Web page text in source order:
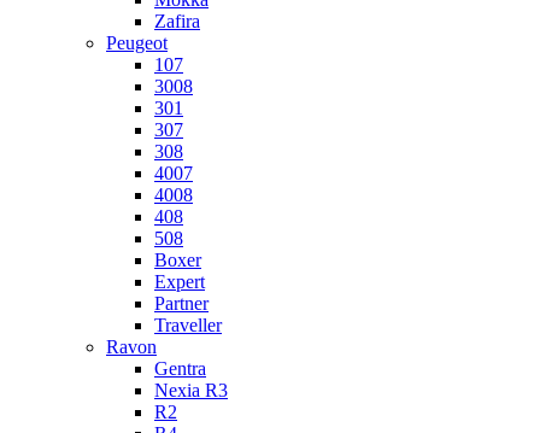
Zafira
Peugeot
107
3008
301
307
308
4007
4008
408
508
Boxer
Expert
Partner
Traveller
Ravon
Gentra
Nexia R3
R2